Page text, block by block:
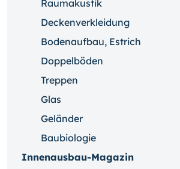
Raumakustik
Deckenverkleidung
Bodenaufbau, Estrich
Doppelböden
Treppen
Glas
Geländer
Baubiologie
Innenausbau-Magazin